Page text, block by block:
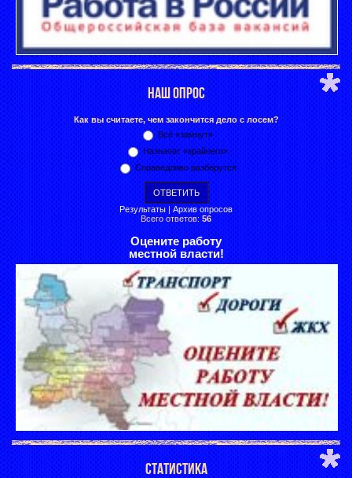
НАШ ОПРОС
Как вы считаете, чем закончится дело с лосем?
Всё «замнут»
Назначат «крайнего»
Справедливо разберутся
Результаты | Архив опросов
Всего ответов: 56
Оцените работу
местной власти!
СТАТИСТИКА